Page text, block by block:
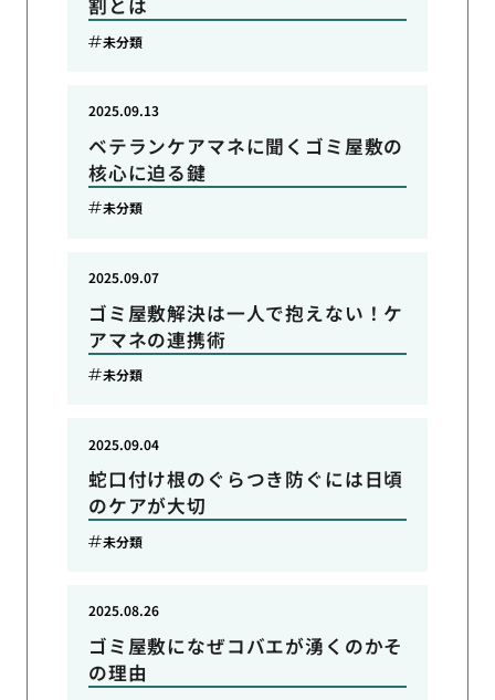
割とは
未分類
ベテランケアマネに聞くゴミ屋敷の
核心に迫る鍵
2025.09.13
未分類
ゴミ屋敷解決は一人で抱えない！ケ
アマネの連携術
2025.09.07
未分類
蛇口付け根のぐらつき防ぐには日頃
のケアが大切
2025.09.04
未分類
ゴミ屋敷になぜコバエが湧くのかそ
の理由
2025.08.26